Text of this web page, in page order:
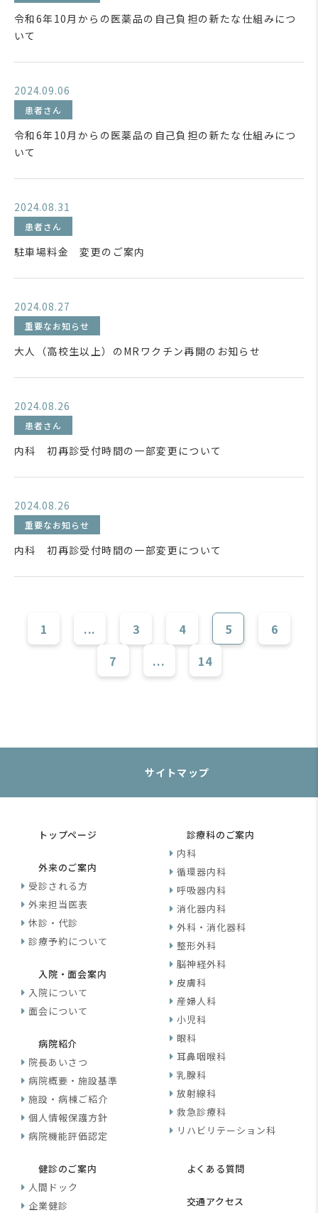
令和6年10月からの医薬品の自己負担の新たな仕組みにつ
いて
2024.09.06
患者さん
令和6年10月からの医薬品の自己負担の新たな仕組みにつ
いて
2024.08.31
患者さん
駐車場料金 変更のご案内
2024.08.27
重要なお知らせ
大人（高校生以上）のMRワクチン再開のお知らせ
2024.08.26
患者さん
内科 初再診受付時間の一部変更について
2024.08.26
重要なお知らせ
内科 初再診受付時間の一部変更について
1 ... 3 4 5
6
7
... 14
サイトマップ
トップページ
外来のご案内
受診される方
外来担当医表
休診・代診
診療予約について
入院・面会案内
入院について
面会について
病院紹介
院長あいさつ
病院概要・施設基準
施設・病棟ご紹介
個人情報保護方針
病院機能評価認定
診療科のご案内
内科
循環器内科
呼吸器内科
消化器内科
外科・消化器科
整形外科
脳神経外科
皮膚科
産婦人科
小児科
眼科
耳鼻咽喉科
乳腺科
放射線科
救急診療科
リハビリテーション科
健診のご案内
人間ドック
企業健診
よくある質問
交通アクセス